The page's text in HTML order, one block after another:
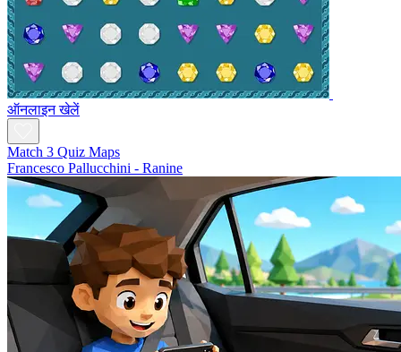
ऑनलाइन खेलें
Match 3 Quiz Maps
Francesco Pallucchini - Ranine